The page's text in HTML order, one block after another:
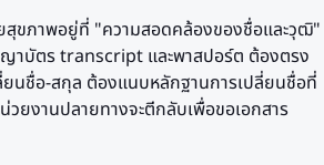
สุขภาพอยู่ที่ "ความสอดคล้องของชื่อและวุฒิ"
บัตร transcript และพาสปอร์ต ต้องตรง
นชื่อ-สกุล ต้องแนบหลักฐานการเปลี่ยนชื่อที่
ยงานปลายทางจะตีกลับเพื่อขอเอกสาร